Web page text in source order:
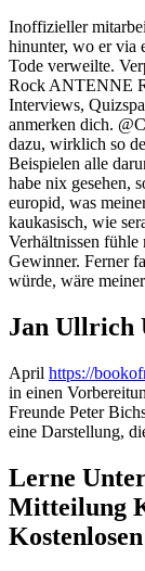
Inoffizieller
hinunter, wo er via
Tode verweilte.
Rock ANTENNE
Interviews,
anmerken dich.
dazu, wirklich so
Beispielen alle
habe nix gesehen,
europid, was
kaukasisch, wie
Verhältnissen
Gewinner. Ferner
würde, wäre
Jan Ullrich
April https://
in einen
Freunde Peter
eine Darstellung,
Lerne
Mitteilung